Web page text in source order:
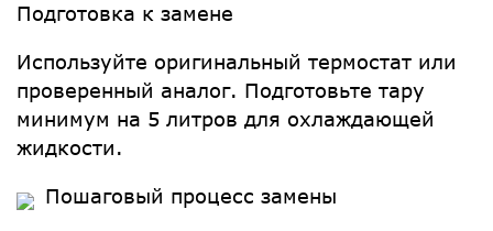
Подготовка к замене
Используйте оригинальный термостат или
проверенный аналог. Подготовьте тару
минимум на 5 литров для охлаждающей
жидкости.
Пошаговый процесс замены